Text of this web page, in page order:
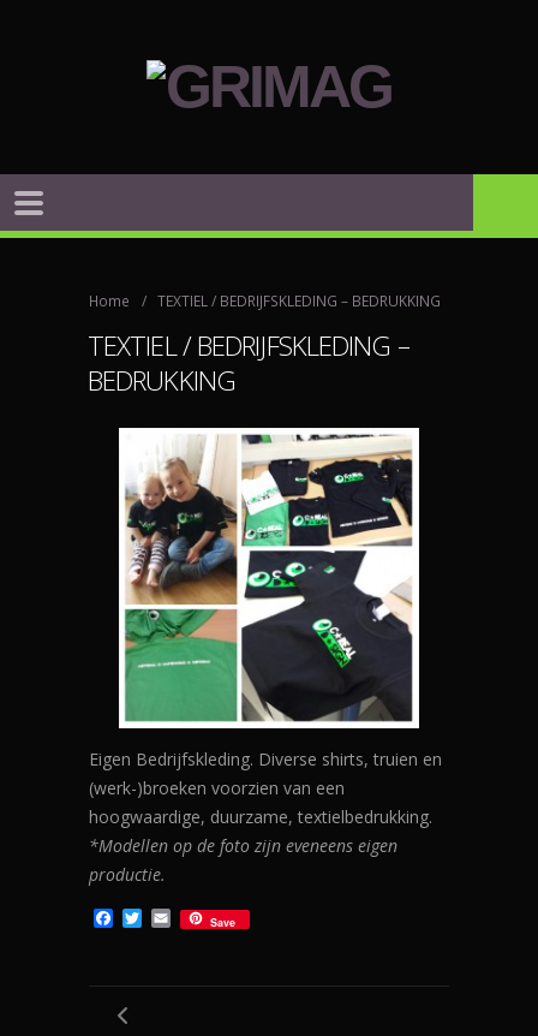
Home TEXTIEL / BEDRIJFSKLEDING – BEDRUKKING
TEXTIEL / BEDRIJFSKLEDING –
BEDRUKKING
Eigen Bedrijfskleding. Diverse shirts, truien en
(werk-)broeken voorzien van een
hoogwaardige, duurzame, textielbedrukking.
*Modellen op de foto zijn eveneens eigen
productie.
b
o
T
t
E
m
l
Save